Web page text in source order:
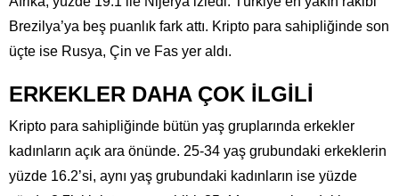
Brezilya’ya beş puanlık fark attı. Kripto para sahipliğinde son
üçte ise Rusya, Çin ve Fas yer aldı.
ERKEKLER DAHA ÇOK İLGİLİ
Kripto para sahipliğinde bütün yaş gruplarında erkekler
kadınların açık ara önünde. 25-34 yaş grubundaki erkeklerin
yüzde 16.2’si, aynı yaş grubundaki kadınların ise yüzde